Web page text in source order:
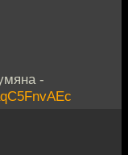
-